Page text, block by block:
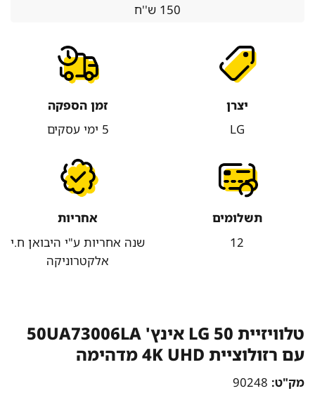
150 ש''ח
יצרן
LG
זמן הספקה
5 ימי עסקים
תשלומים
12
אחריות
שנה אחריות ע"י היבואן ח.י
אלקטרוניקה
טלוויזיית LG 50 אינץ' 50UA73006LA
עם רזולוציית 4K UHD מדהימה
מק"ט:90248